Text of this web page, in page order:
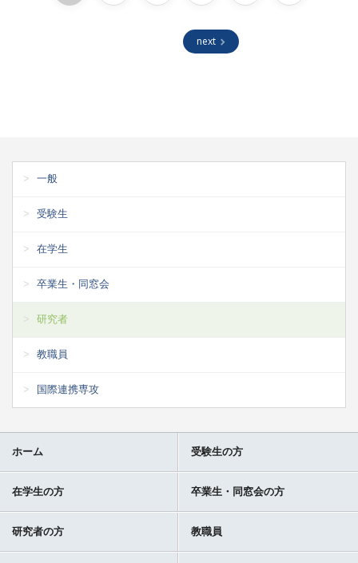
next
一般
受験生
在学生
卒業生・同窓会
研究者
教職員
国際連携専攻
ホーム 受験生の方
在学生の方 卒業生・同窓会の方
研究者の方 教職員